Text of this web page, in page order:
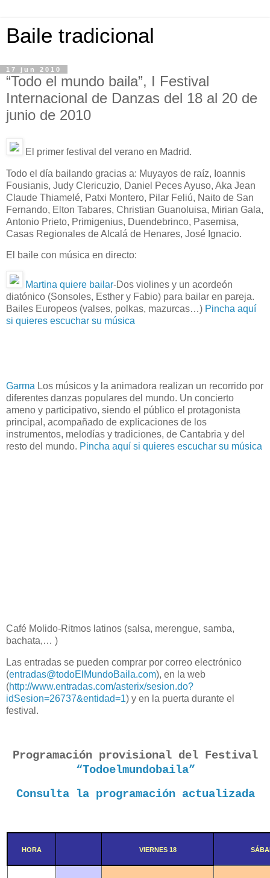
Baile tradicional
17 jun 2010
“Todo el mundo baila”, I Festival
Internacional de Danzas del 18 al 20 de
junio de 2010
El primer festival del verano en Madrid.
Todo el día bailando gracias a: Muyayos de raíz, Ioannis
Fousianis, Judy Clericuzio, Daniel Peces Ayuso, Aka Jean
Claude Thiamelé, Patxi Montero, Pilar Feliú, Naito de San
Fernando, Elton Tabares, Christian Guanoluisa, Mirian Gala,
Antonio Prieto, Primigenius, Duendebrinco, Pasemisa,
Casas Regionales de Alcalá de Henares, José Ignacio.
El baile con música en directo:
Martina quiere bailar-Dos violines y un acordeón
diatónico (Sonsoles, Esther y Fabio) para bailar en pareja.
Bailes Europeos (valses, polkas, mazurcas…) Pincha aquí
si quieres escuchar su música
Garma Los músicos y la animadora realizan un recorrido por
diferentes danzas populares del mundo. Un concierto
ameno y participativo, siendo el público el protagonista
principal, acompañado de explicaciones de los
instrumentos, melodías y tradiciones, de Cantabria y del
resto del mundo. Pincha aquí si quieres escuchar su música
Café Molido-Ritmos latinos (salsa, merengue, samba,
bachata,… )
Las entradas se pueden comprar por correo electrónico
(entradas@todoElMundoBaila.com), en la web
(http://www.entradas.com/asterix/sesion.do?
idSesion=26737&entidad=1) y en la puerta durante el
festival.
Programación provisional del Festival
“Todoelmundobaila”
Consulta la programación actualizada
HORA VIERNES 18